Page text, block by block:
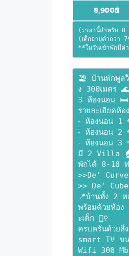
8,900฿
(ราคานี้สำหรับ
(เด็กอายุต่ำกว่า
**ในวันเข้าพักมีค่
🏖 บ้านพักพูลวิ
ง 300เมตร
3 ห้องนอน 🛏
รายละเอียดห้อ
⁃ ห้องนอน 1
⁃ ห้องนอน 2
⁃ ห้องนอน 3
มี 2 Villa
พักได้ 8-10
>>De’
>> De’
📍บ้านทั้ง 2 ห
พร้อมด้วยห้อ
ะเด็ก 🏊‍♀️
ครบครันด้วยสิ่
smart TV ข
Wifi 300